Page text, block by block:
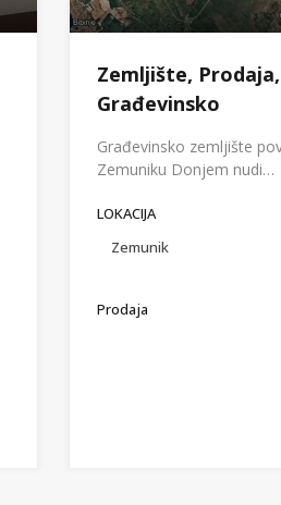
Zemljište,
Građevinsko
Građevinsko zemljište
Zemuniku Donjem nudi…
LOKACIJA
Zemunik
Prodaja